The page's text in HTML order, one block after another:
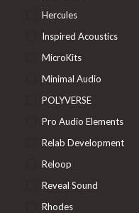
Hercules
Inspired Acoustics
MicroKits
Minimal Audio
POLYVERSE
Pro Audio Elements
Relab Development
Reloop
Reveal Sound
Rhodes